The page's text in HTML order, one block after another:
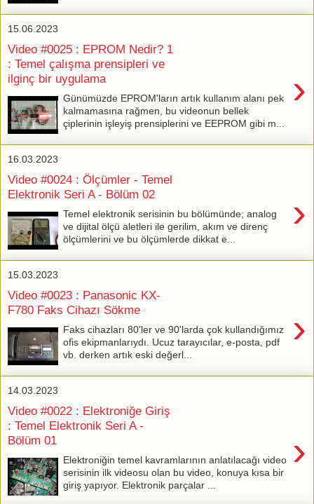
15.06.2023
Video #0025 : EPROM Nedir? 1
: Temel çalışma prensipleri ve
ilginç bir uygulama
›
Günümüzde EPROM'ların artık kullanım alanı pek
kalmamasına rağmen, bu videonun bellek
çiplerinin işleyiş prensiplerini ve EEPROM gibi m...
16.03.2023
Video #0024 : Ölçümler - Temel
Elektronik Seri A - Bölüm 02
›
Temel elektronik serisinin bu bölümünde; analog
ve dijital ölçü aletleri ile gerilim, akım ve direnç
ölçümlerini ve bu ölçümlerde dikkat e...
15.03.2023
Video #0023 : Panasonic KX-
F780 Faks Cihazı Sökme
›
Faks cihazları 80'ler ve 90'larda çok kullandığımız
ofis ekipmanlarıydı. Ucuz tarayıcılar, e-posta, pdf
vb. derken artık eski değerl...
14.03.2023
Video #0022 : Elektroniğe Giriş
: Temel Elektronik Seri A -
Bölüm 01
›
Elektroniğin temel kavramlarının anlatılacağı video
serisinin ilk videosu olan bu video, konuya kısa bir
giriş yapıyor. Elektronik parçalar ...